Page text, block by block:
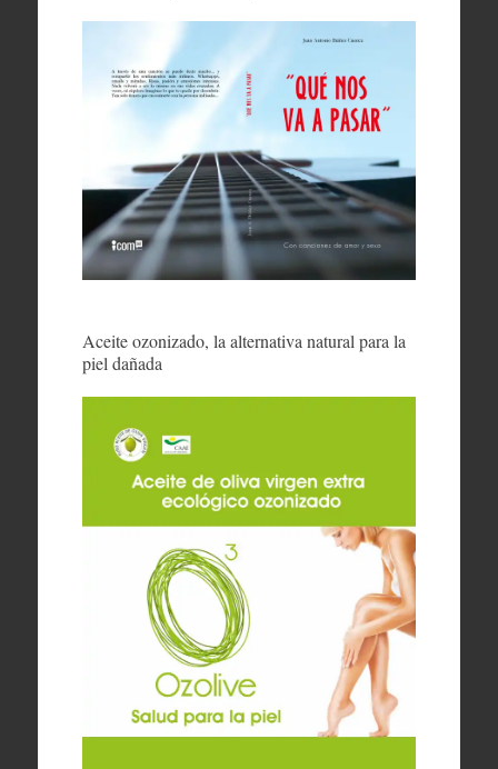
Aceite ozonizado, la alternativa natural para la
piel dañada